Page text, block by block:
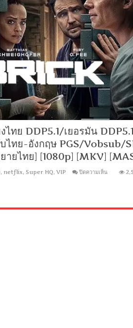
ไทย DDP5.1/เยอรมัน
ไทย-อังกฤษ PGS/Vobsub/
ายไทย] [1080p] [MKV]
, netflix, Super HQ, VIP ปิดความเห็นบน
ไทย